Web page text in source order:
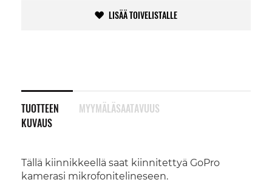
LISÄÄ TOIVELISTALLE
TUOTTEEN
KUVAUS
Tällä kiinnikkeellä saat kiinnitettyä GoPro
kamerasi mikrofonitelineseen.
MYYMÄLÄSAATAVUUS